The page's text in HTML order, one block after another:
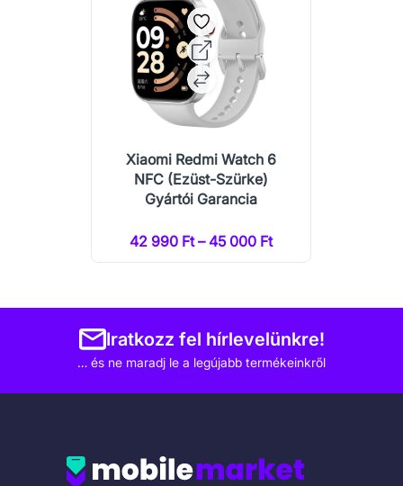
Xiaomi Redmi Watch 6
NFC (Ezüst-Szürke)
Gyártói Garancia
42 990 Ft – 45 000 Ft
Iratkozz fel hírlevelünkre!
… és ne maradj le a legújabb termékeinkről